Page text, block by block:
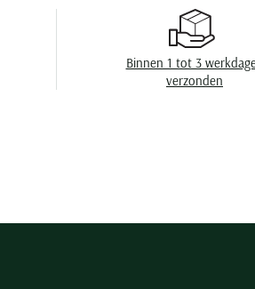
Eigenschappen
Binnen 1 tot 3
verzonden